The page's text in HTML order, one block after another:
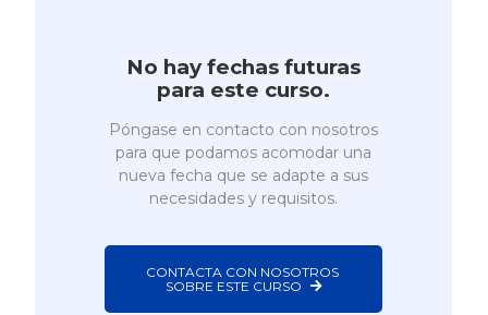
No hay fechas futuras
para este curso.
Póngase en contacto con nosotros
para que podamos acomodar una
nueva fecha que se adapte a sus
necesidades y requisitos.
CONTACTA CON NOSOTROS
SOBRE ESTE CURSO